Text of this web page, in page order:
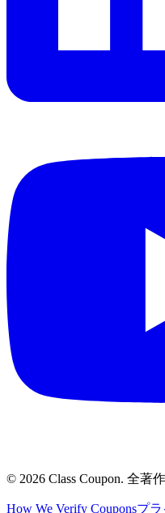
© 2026 Class Coupon. 全著
How We Verify Couponsプ